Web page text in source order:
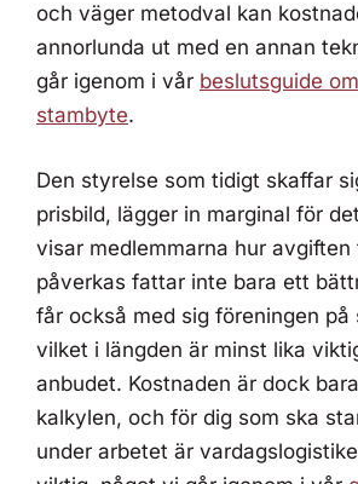
och väger metodval kan
annorlunda ut med en annan
går igenom i vår beslutsguide
stambyte.
Den styrelse som tidigt skaffar
prisbild, lägger in marginal för
visar medlemmarna hur avgiften
påverkas fattar inte bara ett
får också med sig föreningen på
vilket i längden är minst lika
anbudet. Kostnaden är dock
kalkylen, och för dig som ska
under arbetet är